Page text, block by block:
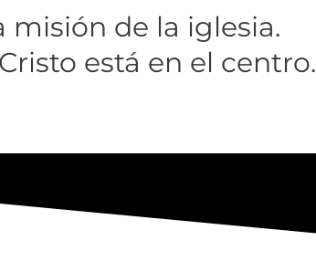
misión de la iglesia.
está en el centro.